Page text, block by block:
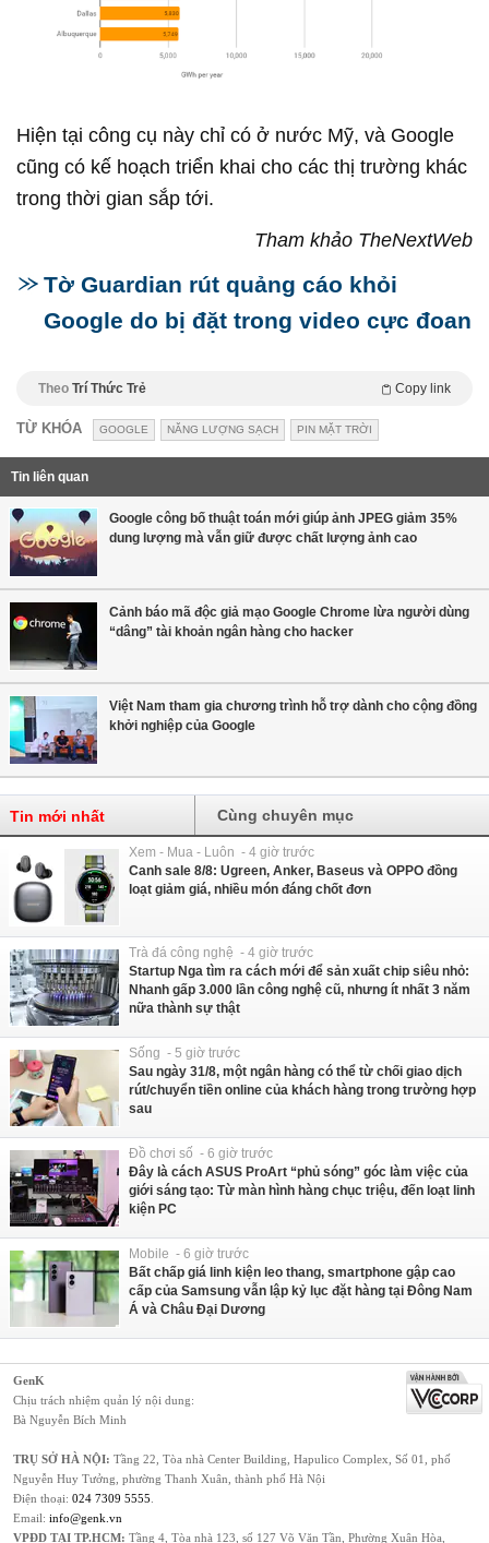
Hiện tại công cụ này chỉ có ở nước Mỹ, và Google
cũng có kế hoạch triển khai cho các thị trường khác
trong thời gian sắp tới.
Tham khảo TheNextWeb
Tờ Guardian rút quảng cáo khỏi
Google do bị đặt trong video cực đoan
Theo Trí Thức Trẻ Copy link
TỪ KHÓA GOOGLE NĂNG LƯỢNG SẠCH PIN MẶT TRỜI
Tin liên quan
Google công bố thuật toán mới giúp ảnh JPEG giảm 35%
dung lượng mà vẫn giữ được chất lượng ảnh cao
Cảnh báo mã độc giả mạo Google Chrome lừa người dùng
“dâng” tài khoản ngân hàng cho hacker
Việt Nam tham gia chương trình hỗ trợ dành cho cộng đồng
khởi nghiệp của Google
Tin mới nhất Cùng chuyên mục
Xem - Mua - Luôn - 4 giờ trước
Canh sale 8/8: Ugreen, Anker, Baseus và OPPO đồng
loạt giảm giá, nhiều món đáng chốt đơn
Trà đá công nghệ - 4 giờ trước
Startup Nga tìm ra cách mới để sản xuất chip siêu nhỏ:
Nhanh gấp 3.000 lần công nghệ cũ, nhưng ít nhất 3 năm
nữa thành sự thật
Sống - 5 giờ trước
Sau ngày 31/8, một ngân hàng có thể từ chối giao dịch
rút/chuyển tiền online của khách hàng trong trường hợp
sau
Đồ chơi số - 6 giờ trước
Đây là cách ASUS ProArt “phủ sóng” góc làm việc của
giới sáng tạo: Từ màn hình hàng chục triệu, đến loạt linh
kiện PC
Mobile - 6 giờ trước
Bất chấp giá linh kiện leo thang, smartphone gập cao
cấp của Samsung vẫn lập kỷ lục đặt hàng tại Đông Nam
Á và Châu Đại Dương
GenK
Chịu trách nhiệm quản lý nội dung:
Bà Nguyễn Bích Minh
TRỤ SỞ HÀ NỘI: Tầng 22, Tòa nhà Center Building, Hapulico Complex, Số 01, phố
Nguyễn Huy Tưởng, phường Thanh Xuân, thành phố Hà Nội
Điện thoại: 024 7309 5555
Email: info@genk.vn
VPĐD TẠI TP.HCM: Tầng 4, Tòa nhà 123, số 127 Võ Văn Tần, Phường Xuân Hòa,